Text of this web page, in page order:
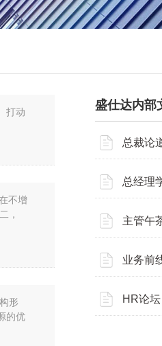
董事长致辞
打动
不增
，
形
的优
盛仕达内部
总裁论
总经理
主管午
业务前
HR论坛